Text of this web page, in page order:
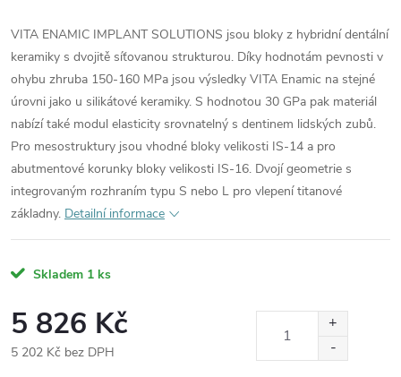
VITA ENAMIC IMPLANT SOLUTIONS jsou bloky z hybridní dentální
keramiky s dvojitě síťovanou strukturou. Díky hodnotám pevnosti v
ohybu zhruba 150-160 MPa jsou výsledky VITA Enamic na stejné
úrovni jako u silikátové keramiky. S hodnotou 30 GPa pak materiál
nabízí také modul elasticity srovnatelný s dentinem lidských zubů.
Pro mesostruktury jsou vhodné bloky velikosti IS-14 a pro
abutmentové korunky bloky velikosti IS-16. Dvojí geometrie s
integrovaným rozhraním typu S nebo L pro vlepení titanové
základny. Detailní informace
Skladem 1 ks
5 826 Kč
5 202 Kč bez DPH